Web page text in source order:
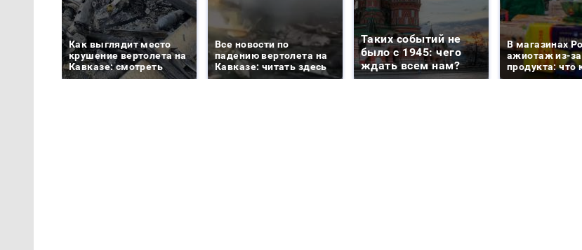
Как выглядит место
крушение вертолета на
Кавказе: смотреть
Все новости по
падению вертолета на
Кавказе: читать здесь
Таких событий не
было с 1945: чего
ждать всем нам?
В магазинах
ажиотаж из-за
продукта: что